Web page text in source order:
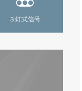
３灯式信号